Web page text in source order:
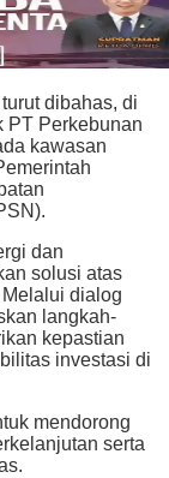
dibahas, di
PT Perkebunan
kawasan
dan
solusi atas
dialog
langkah-
kepastian
investasi di
mendorong
serta